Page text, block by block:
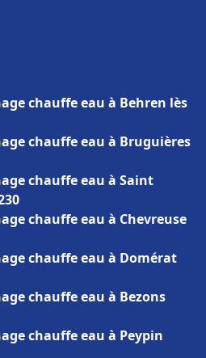
chauffe eau à Behren lès
chauffe eau à Bruguières
chauffe eau à Saint
chauffe eau à Chevreuse
chauffe eau à Domérat
chauffe eau à Bezons
chauffe eau à Peypin